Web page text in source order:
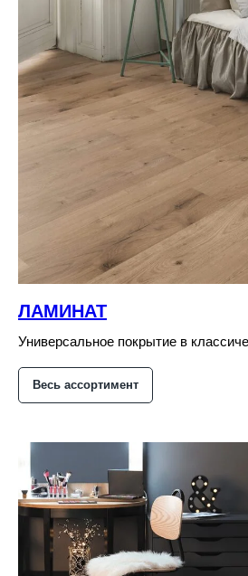
ЛАМИНАТ
Универсальное покрытие в
Весь ассортимент